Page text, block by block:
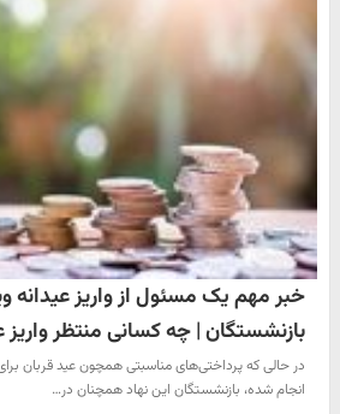
خبر مهم یک مسئول از واریز عیدانه
بازنشستگان | چه کسانی منتظر
در حالی که پرداختی‌های مناسبتی همچون عید قربان
انجام شده، بازنشستگان این نهاد همچنان در…